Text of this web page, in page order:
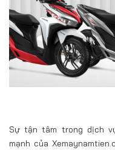
Sự tận tâm trong dịch
mạnh của